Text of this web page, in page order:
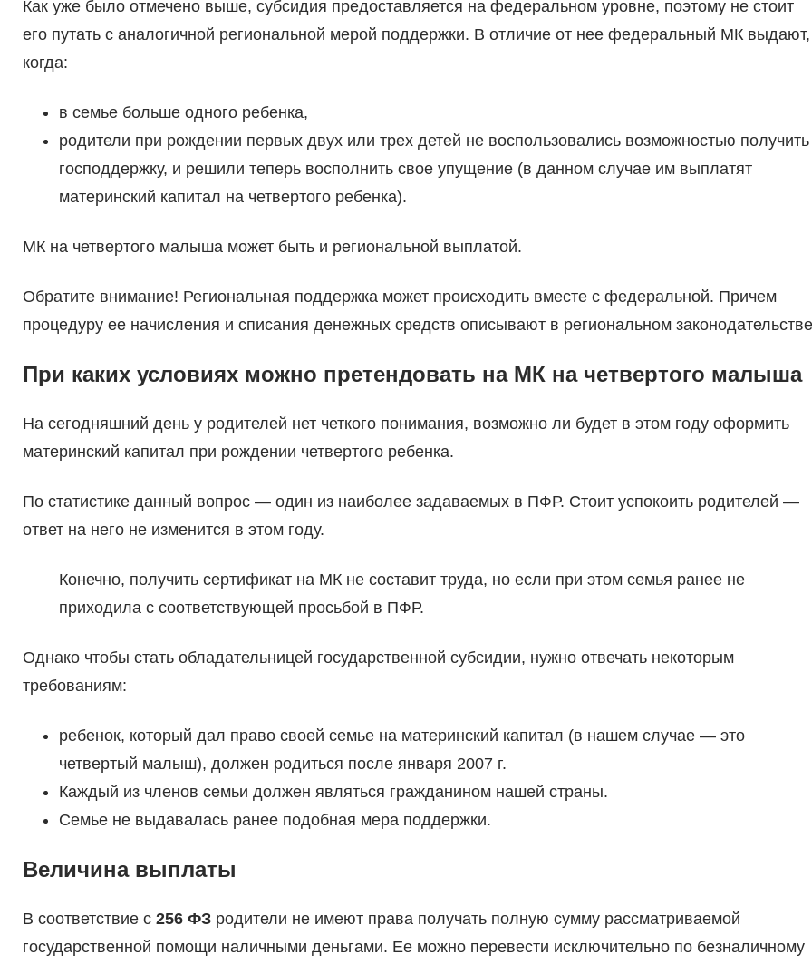
Как уже было отмечено выше, субсидия предоставляется на федеральном уровне, поэтому не стоит
его путать с аналогичной региональной мерой поддержки. В отличие от нее федеральный МК выдают,
когда:
в семье больше одного ребенка,
родители при рождении первых двух или трех детей не воспользовались возможностью получить
господдержку, и решили теперь восполнить свое упущение (в данном случае им выплатят
материнский капитал на четвертого ребенка).
МК на четвертого малыша может быть и региональной выплатой.
Обратите внимание! Региональная поддержка может происходить вместе с федеральной. Причем
процедуру ее начисления и списания денежных средств описывают в региональном
При каких условиях можно претендовать на МК на четвертого малыша
На сегодняшний день у родителей нет четкого понимания, возможно ли будет в этом году оформить
материнский капитал при рождении четвертого ребенка.
По статистике данный вопрос — один из наиболее задаваемых в ПФР. Стоит успокоить родителей —
ответ на него не изменится в этом году.
Конечно, получить сертификат на МК не составит труда, но если при этом семья ранее не
приходила с соответствующей просьбой в ПФР.
Однако чтобы стать обладательницей государственной субсидии, нужно отвечать некоторым
требованиям:
ребенок, который дал право своей семье на материнский капитал (в нашем случае — это
четвертый малыш), должен родиться после января 2007 г.
Каждый из членов семьи должен являться гражданином нашей страны.
Семье не выдавалась ранее подобная мера поддержки.
Величина выплаты
В соответствие с 256 ФЗродители не имеют права получать полную сумму рассматриваемой
государственной помощи наличными деньгами. Ее можно перевести исключительно по безналичному